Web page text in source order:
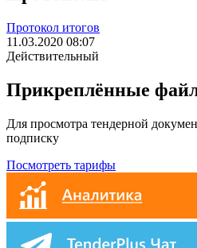
Протокол итогов
11.03.2020 08:07
Действительный
Прикреплённые
Для просмотра тендерной
подписку
Посмотреть тарифы